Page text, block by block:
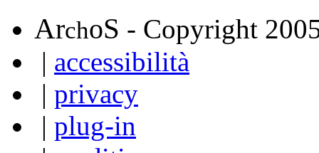
ArchoS - Copyright
| accessibilità
| privacy
| plug-in